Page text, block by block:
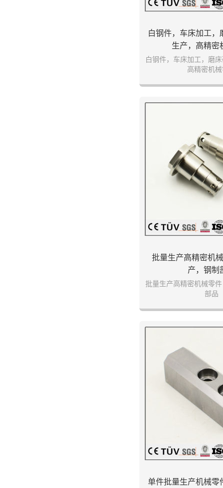
白钢件，车床加工，
生产，高精密
白钢件，车床加工，磨
高精密机
批量生产高精密机
产，钢制
批量生产高精密机械零
部品
单件批量生产机械零